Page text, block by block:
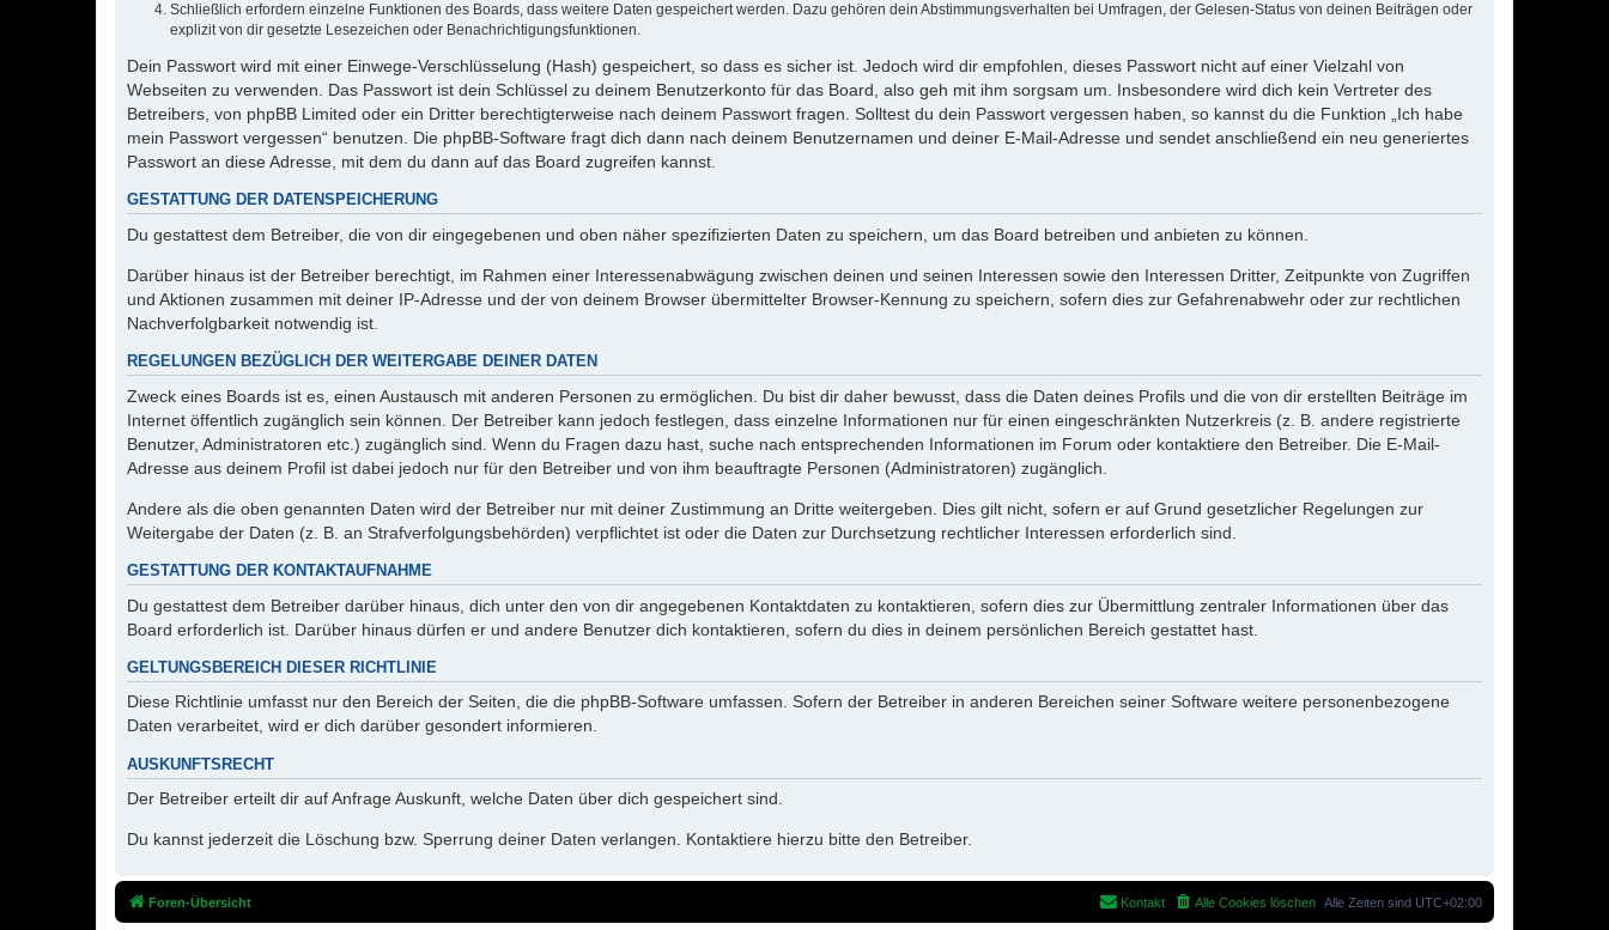
Schließlich erfordern einzelne Funktionen des Boards, dass weitere Daten gespeichert werden. Dazu gehören dein Abstimmungsverhalten bei Umfragen, der Gelesen-Status von deinen Beiträgen oder
explizit von dir gesetzte Lesezeichen oder Benachrichtigungsfunktionen.
Dein Passwort wird mit einer Einwege-Verschlüsselung (Hash) gespeichert, so dass es sicher ist. Jedoch wird dir empfohlen, dieses Passwort nicht auf einer Vielzahl von
Webseiten zu verwenden. Das Passwort ist dein Schlüssel zu deinem Benutzerkonto für das Board, also geh mit ihm sorgsam um. Insbesondere wird dich kein Vertreter des
Betreibers, von phpBB Limited oder ein Dritter berechtigterweise nach deinem Passwort fragen. Solltest du dein Passwort vergessen haben, so kannst du die Funktion „Ich habe
mein Passwort vergessen“ benutzen. Die phpBB-Software fragt dich dann nach deinem Benutzernamen und deiner E-Mail-Adresse und sendet anschließend ein neu generiertes
Passwort an diese Adresse, mit dem du dann auf das Board zugreifen kannst.
GESTATTUNG DER DATENSPEICHERUNG
Du gestattest dem Betreiber, die von dir eingegebenen und oben näher spezifizierten Daten zu speichern, um das Board betreiben und anbieten zu können.
Darüber hinaus ist der Betreiber berechtigt, im Rahmen einer Interessenabwägung zwischen deinen und seinen Interessen sowie den Interessen Dritter, Zeitpunkte von Zugriffen
und Aktionen zusammen mit deiner IP-Adresse und der von deinem Browser übermittelter Browser-Kennung zu speichern, sofern dies zur Gefahrenabwehr oder zur rechtlichen
Nachverfolgbarkeit notwendig ist.
REGELUNGEN BEZÜGLICH DER WEITERGABE DEINER DATEN
Zweck eines Boards ist es, einen Austausch mit anderen Personen zu ermöglichen. Du bist dir daher bewusst, dass die Daten deines Profils und die von dir erstellten Beiträge im
Internet öffentlich zugänglich sein können. Der Betreiber kann jedoch festlegen, dass einzelne Informationen nur für einen eingeschränkten Nutzerkreis (z. B. andere registrierte
Benutzer, Administratoren etc.) zugänglich sind. Wenn du Fragen dazu hast, suche nach entsprechenden Informationen im Forum oder kontaktiere den Betreiber. Die E-Mail-
Adresse aus deinem Profil ist dabei jedoch nur für den Betreiber und von ihm beauftragte Personen (Administratoren) zugänglich.
Andere als die oben genannten Daten wird der Betreiber nur mit deiner Zustimmung an Dritte weitergeben. Dies gilt nicht, sofern er auf Grund gesetzlicher Regelungen zur
Weitergabe der Daten (z. B. an Strafverfolgungsbehörden) verpflichtet ist oder die Daten zur Durchsetzung rechtlicher Interessen erforderlich sind.
GESTATTUNG DER KONTAKTAUFNAHME
Du gestattest dem Betreiber darüber hinaus, dich unter den von dir angegebenen Kontaktdaten zu kontaktieren, sofern dies zur Übermittlung zentraler Informationen über das
Board erforderlich ist. Darüber hinaus dürfen er und andere Benutzer dich kontaktieren, sofern du dies in deinem persönlichen Bereich gestattet hast.
GELTUNGSBEREICH DIESER RICHTLINIE
Diese Richtlinie umfasst nur den Bereich der Seiten, die die phpBB-Software umfassen. Sofern der Betreiber in anderen Bereichen seiner Software weitere personenbezogene
Daten verarbeitet, wird er dich darüber gesondert informieren.
AUSKUNFTSRECHT
Der Betreiber erteilt dir auf Anfrage Auskunft, welche Daten über dich gespeichert sind.
Du kannst jederzeit die Löschung bzw. Sperrung deiner Daten verlangen. Kontaktiere hierzu bitte den Betreiber.
Foren-Übersicht Alle Zeiten sind UTC+02:00
Alle Cookies löschen
Kontakt